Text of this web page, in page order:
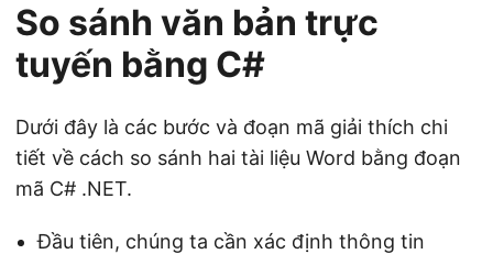
So sánh văn bản trực
tuyến bằng C#
Dưới đây là các bước và đoạn mã giải thích chi
tiết về cách so sánh hai tài liệu Word bằng đoạn
mã C# .NET.
Đầu tiên, chúng ta cần xác định thông tin